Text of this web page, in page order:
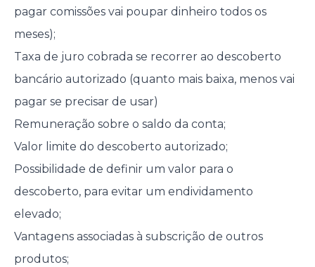
pagar comissões vai poupar dinheiro todos os
meses);
Taxa de juro cobrada se recorrer ao descoberto
bancário autorizado (quanto mais baixa, menos vai
pagar se precisar de usar)
Remuneração sobre o saldo da conta;
Valor limite do descoberto autorizado;
Possibilidade de definir um valor para o
descoberto, para evitar um endividamento
elevado;
Vantagens associadas à subscrição de outros
produtos;